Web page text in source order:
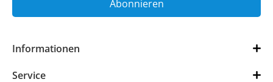
Abonnieren
Informationen
Service